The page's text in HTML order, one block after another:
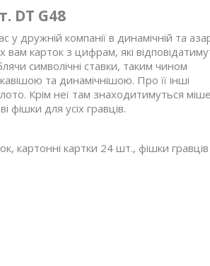
DT G48
дружній компанії в динамічній та
карток з цифрам, які
символічні ставки, таким чином
та динамічнішою. Про її інші
Крім неї там знаходитимуться
фішки для усіх гравців.
картонні картки 24 шт., фішки